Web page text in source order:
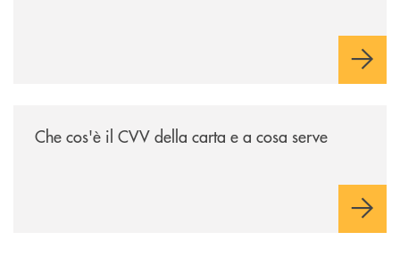
Che cos'è il CVV della carta e a cosa serve